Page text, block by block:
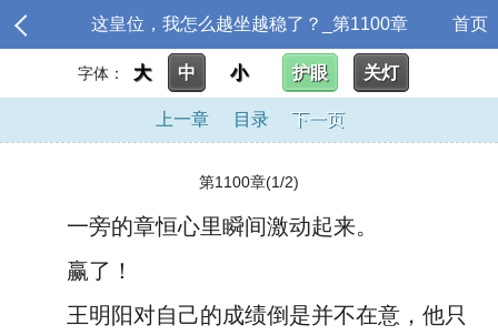
这皇位，我怎么越坐越稳了？_第1100章 首页
字体： 大 中 小 护眼 关灯
上一章 目录 下一页
第1100章(1/2)
一旁的章恒心里瞬间激动起来。
赢了！
王明阳对自己的成绩倒是并不在意，他只